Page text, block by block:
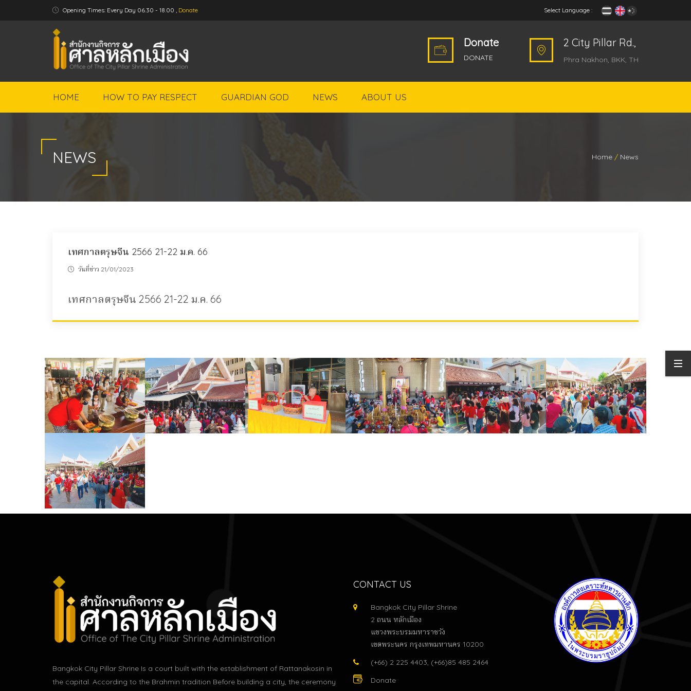
Opening Times: Every Day 06.30 - 18.00 , Donate Select Language :
Donate
DONATE
2 City Pillar Rd.,
Phra Nakhon, BKK, TH
HOME HOW TO PAY RESPECT GUARDIAN GOD NEWS ABOUT US
NEWS Home News
เทศกาลตรุษจีน 2566 21-22 ม.ค. 66
วันที่ข่าว 21/01/2023
เทศกาลตรุษจีน 2566 21-22 ม.ค. 66
Bangkok City Pillar Shrine Is a court built with the establishment of Rattanakosin in
the capital. According to the Brahmin tradition Before building a city, the ceremony
CONTACT US
Bangkok City Pillar Shrine
2 ถนน หลักเมือง
แขวงพระบรมมหาราชวัง
เขตพระนคร กรุงเทพมหานคร 10200
(+66) 2 225 4403, (+66)85 485 2464
Donate